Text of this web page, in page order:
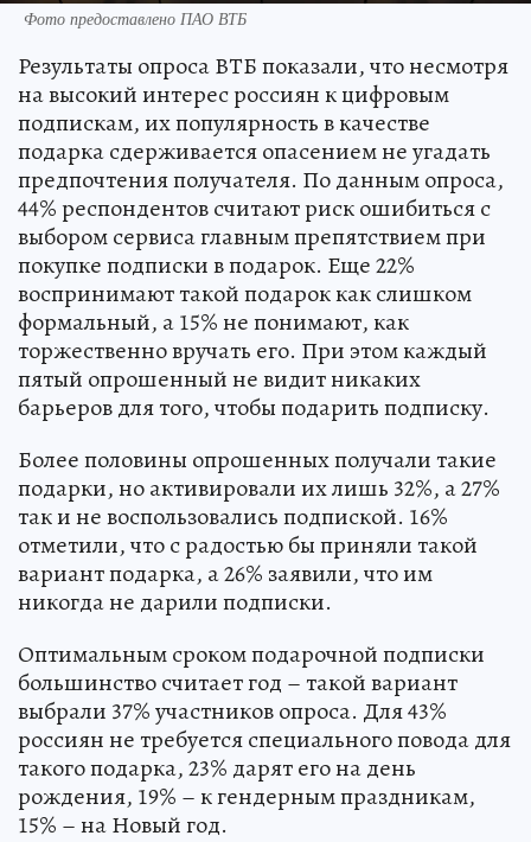
Фото предоставлено ПАО ВТБ
Результаты опроса ВТБ показали, что несмотря
на высокий интерес россиян к цифровым
подпискам, их популярность в качестве
подарка сдерживается опасением не угадать
предпочтения получателя. По данным опроса,
44% респондентов считают риск ошибиться с
выбором сервиса главным препятствием при
покупке подписки в подарок. Еще 22%
воспринимают такой подарок как слишком
формальный, а 15% не понимают, как
торжественно вручать его. При этом каждый
пятый опрошенный не видит никаких
барьеров для того, чтобы подарить подписку.
Более половины опрошенных получали такие
подарки, но активировали их лишь 32%, а 27%
так и не воспользовались подпиской. 16%
отметили, что с радостью бы приняли такой
вариант подарка, а 26% заявили, что им
никогда не дарили подписки.
Оптимальным сроком подарочной подписки
большинство считает год – такой вариант
выбрали 37% участников опроса. Для 43%
россиян не требуется специального повода для
такого подарка, 23% дарят его на день
рождения, 19% – к гендерным праздникам,
15% – на Новый год.